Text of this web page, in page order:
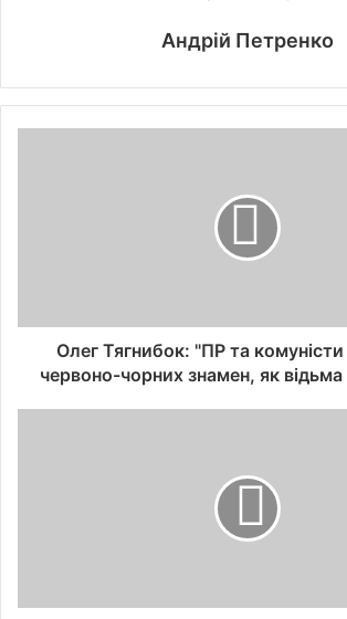
Андрій Петренко
Олег Тягнибок: "ПР та
червоно-чорних знамен, як відьма